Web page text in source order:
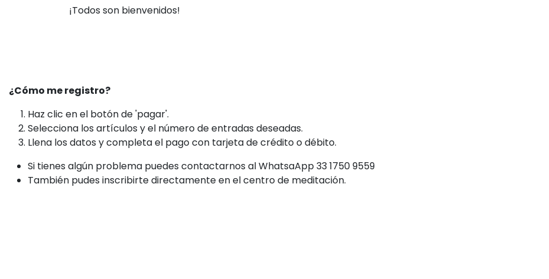
¡Todos son bienvenidos!
¿Cómo me registro?
Haz clic en el botón de 'pagar'.
Selecciona los artículos y el número de entradas deseadas.
Llena los datos y completa el pago con tarjeta de crédito o débito.
Si tienes algún problema puedes contactarnos al WhatsaApp 33 1750 9559
También pudes inscribirte directamente en el centro de meditación.